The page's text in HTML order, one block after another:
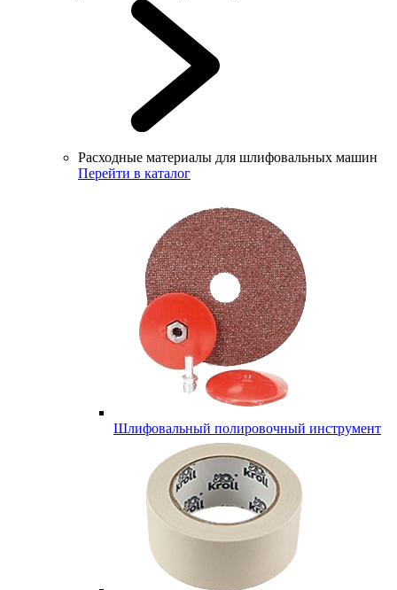
Расходные материалы для шлифовальных машин
Перейти в каталог
Шлифовальный полировочный инструмент